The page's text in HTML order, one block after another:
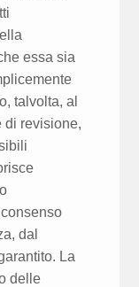
essa sia
talvolta, al
di revisione,
dal
La
delle